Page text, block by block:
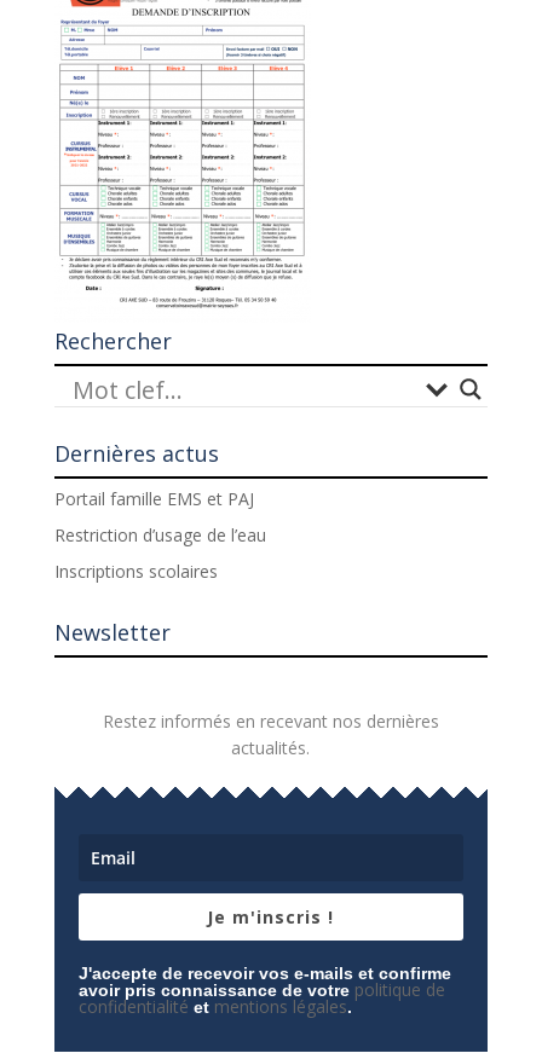
Rechercher
Dernières actus
Portail famille EMS et PAJ
Restriction d’usage de l’eau
Inscriptions scolaires
Newsletter
Restez informés en recevant nos dernières
actualités.
Je m'inscris !
J'accepte de recevoir vos e-mails et confirme
avoir pris connaissance de votre politique de
confidentialité et mentions légales.